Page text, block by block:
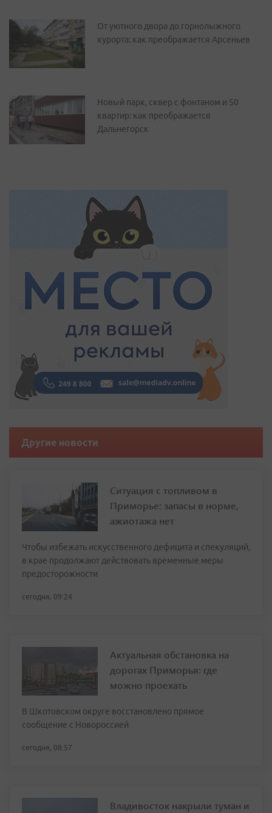
От уютного двора до горнолыжного
курорта: как преображается Арсеньев
Новый парк, сквер с фонтаном и 50
квартир: как преображается
Дальнегорск
Другие новости
Ситуация с топливом в
Приморье: запасы в норме,
ажиотажа нет
Чтобы избежать искусственного дефицита и спекуляций,
в крае продолжают действовать временные меры
предосторожности
сегодня, 09:24
Актуальная обстановка на
дорогах Приморья: где
можно проехать
В Шкотовском округе восстановлено прямое
сообщение с Новороссией
сегодня, 08:57
Владивосток накрыли туман и